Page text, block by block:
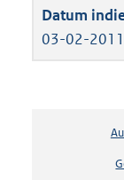
03-02-2011